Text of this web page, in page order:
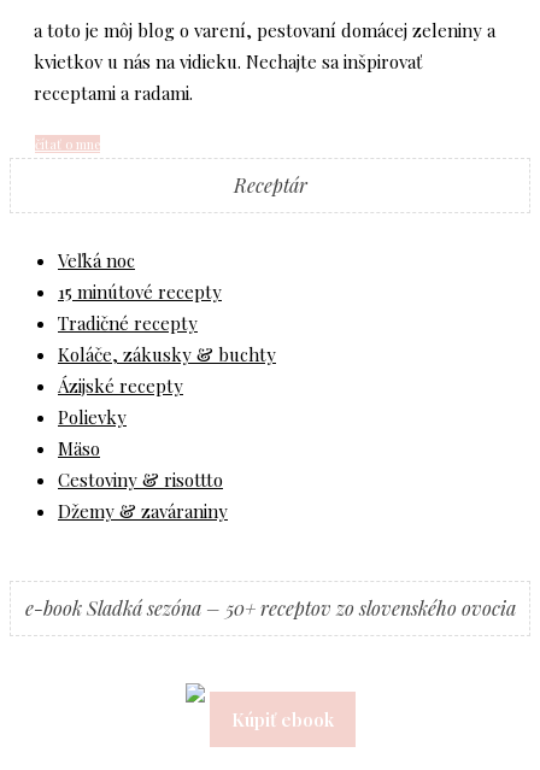
a toto je môj blog o varení, pestovaní domácej zeleniny a
kvietkov u nás na vidieku. Nechajte sa inšpirovať
receptami a radami.
čítať o mne
Receptár
Veľká noc
15 minútové recepty
Tradičné recepty
Koláče, zákusky & buchty
Ázijské recepty
Polievky
Mäso
Cestoviny & risottto
Džemy & zaváraniny
e-book Sladká sezóna – 50+ receptov zo slovenského ovocia
Kúpiť ebook